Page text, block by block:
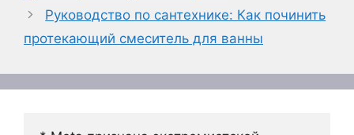
Руководство по сантехнике: Как починить
протекающий смеситель для ванны